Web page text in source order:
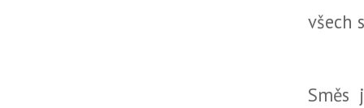
všech
Směs